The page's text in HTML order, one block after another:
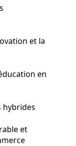
et la
en
hybrides
et